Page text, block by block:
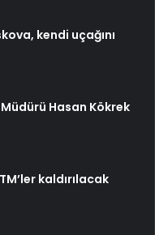
kendi uçağını
Hasan Kökrek
kaldırılacak